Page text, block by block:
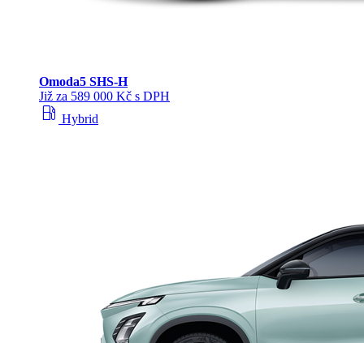
Omoda5 SHS‑H
Již za 589 000 Kč s DPH
local_gas_station Hybrid